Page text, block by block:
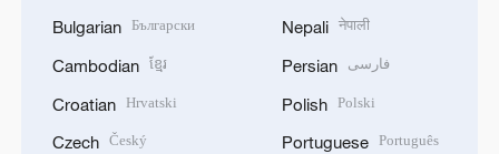
Bulgarian Български
Cambodian ខ្មែរ
Croatian Hrvatski
Czech Český
Nepali नेपाली
Persian فارسی
Polish Polski
Portuguese Português